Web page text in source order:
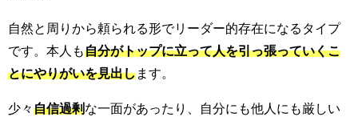
自然と周りから頼られる形でリーダー的存在になるタイプ
です。本人も自分がトップに立って人を引っ張っていくこ
とにやりがいを見出します。
少々自信過剰な一面があったり、自分にも他人にも厳しい